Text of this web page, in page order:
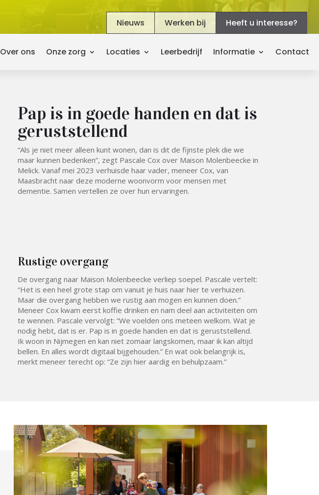
Nieuws Werken bij Heeft u interesse?
Over ons Onze zorg Locaties Leerbedrijf Informatie Contact
Pap is in goede handen en dat is
geruststellend
“Als je niet meer alleen kunt wonen, dan is dit de fijnste plek die we
maar kunnen bedenken”, zegt Pascale Cox over Maison Molenbeecke in
Melick. Vanaf mei 2023 verhuisde haar vader, meneer Cox, van
Maasbracht naar deze moderne woonvorm voor mensen met
dementie. Samen vertellen ze over hun ervaringen.
Rustige overgang
De overgang naar Maison Molenbeecke verliep soepel. Pascale vertelt:
“Het is een heel grote stap om vanuit je huis naar hier te verhuizen.
Maar die overgang hebben we rustig aan mogen en kunnen doen.”
Meneer Cox kwam eerst koffie drinken en nam deel aan activiteiten om
te wennen. Pascale vervolgt: “We voelden ons meteen welkom. Wat je
nodig hebt, dat is er. Pap is in goede handen en dat is geruststellend.
Ik woon in Nijmegen en kan niet zomaar langskomen, maar ik kan altijd
bellen. En alles wordt digitaal bijgehouden.” En wat ook belangrijk is,
merkt meneer terecht op: “Ze zijn hier aardig en behulpzaam.”